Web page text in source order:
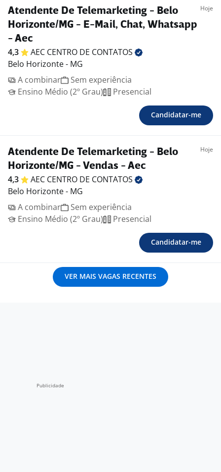
Atendente De Telemarketing - Belo
Horizonte/MG - E-Mail, Chat, Whatsapp
- Aec
Hoje
4,3 AEC CENTRO DE CONTATOS
Belo Horizonte - MG
A combinar
Sem experiência
Ensino Médio (2º Grau)
Presencial
Candidatar-me
Atendente De Telemarketing - Belo
Horizonte/MG - Vendas - Aec
Hoje
4,3 AEC CENTRO DE CONTATOS
Belo Horizonte - MG
A combinar
Sem experiência
Ensino Médio (2º Grau)
Presencial
Candidatar-me
VER MAIS VAGAS RECENTES